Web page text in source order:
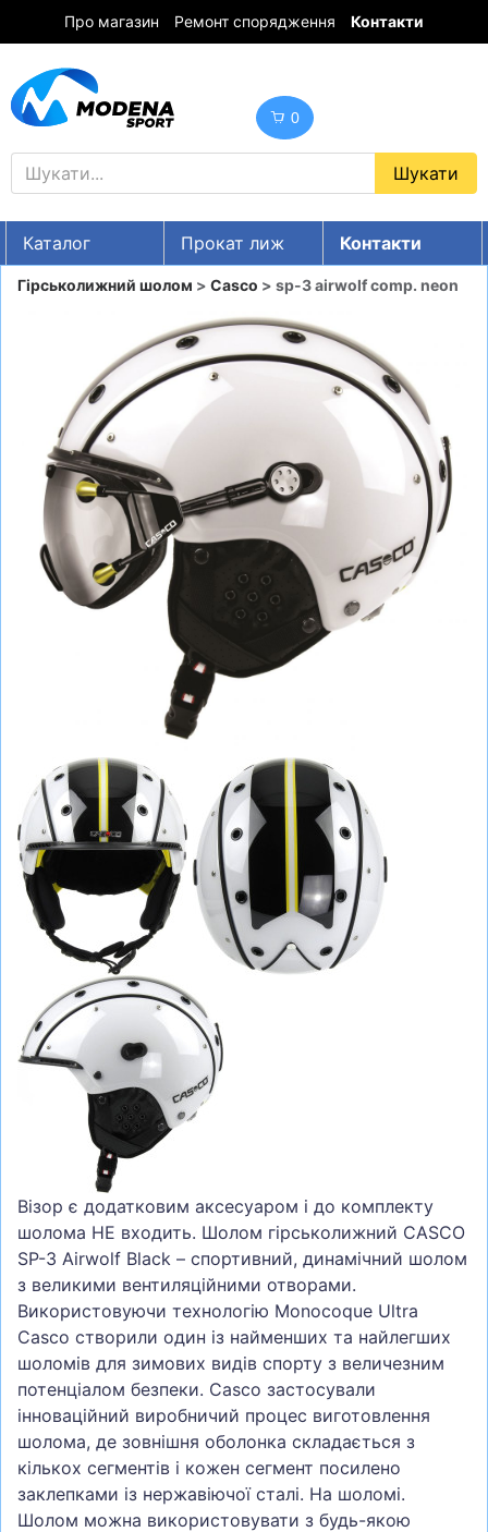
Про магазин Ремонт спорядження Контакти
0
Каталог Прокат лиж
Контакти
UA RU EN
ГІРСЬКІ ЛИЖІ
СНОУБОРДИ
ОДЯГ
ВЗУТТЯ
СУМКИ
ШОЛОМИ, ЗАХИСТ, ОКУЛЯРИ
БІГ, ФІТНЕС, М'ЯЧІ
ТЕНІС, БАДМІНТОН
ВОДНІ ВИДИ СПОРТУ
ТУРИЗМ
Гірськолижний шолом > Casco > sp-3 airwolf comp. neon
Візор є додатковим аксесуаром і до комплекту
шолома НЕ входить. Шолом гірськолижний CASCO
SP-3 Airwolf Black – спортивний, динамічний шолом
з великими вентиляційними отворами.
Використовуючи технологію Monocoque Ultra
Casco створили один із найменших та найлегших
шоломів для зимових видів спорту з величезним
потенціалом безпеки. Casco застосували
інноваційний виробничий процес виготовлення
шолома, де зовнішня оболонка складається з
кількох сегментів і кожен сегмент посилено
заклепками із нержавіючої сталі. На шоломі.
Шолом можна використовувати з будь-якою